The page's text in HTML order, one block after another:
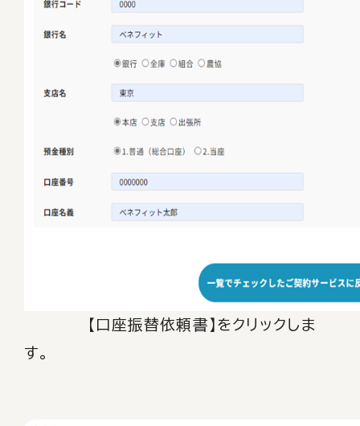
【口座振替依頼書】をクリックしま
す。